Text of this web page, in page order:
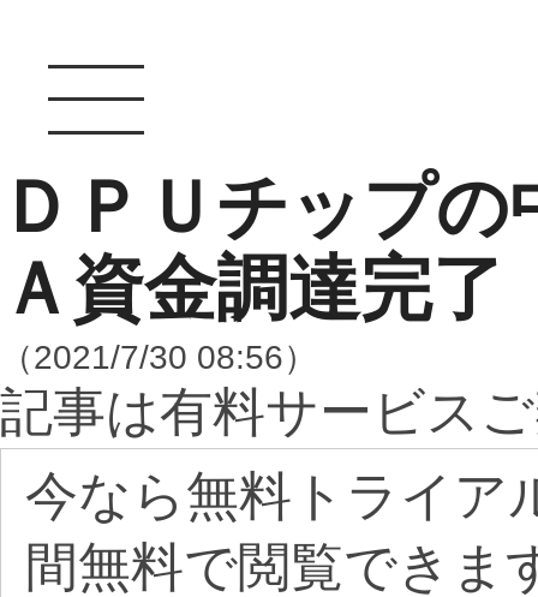
ＤＰＵチップ
Ａ資金調達完了
（2021/7/30 08:56）
記事は有料サービス
今なら無料トライア
間無料で閲覧できま